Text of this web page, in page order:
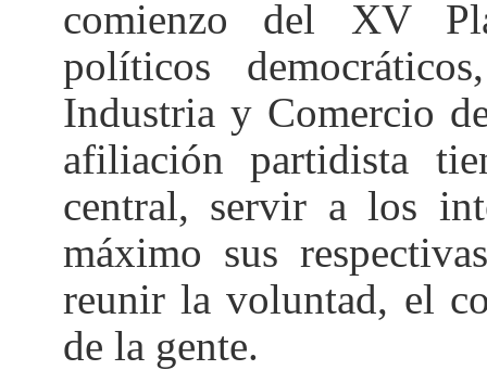
comienzo del XV
políticos
Industria y Comercio
afiliación partidista
central, servir a los
máximo sus
reunir la voluntad, el
de la gente.